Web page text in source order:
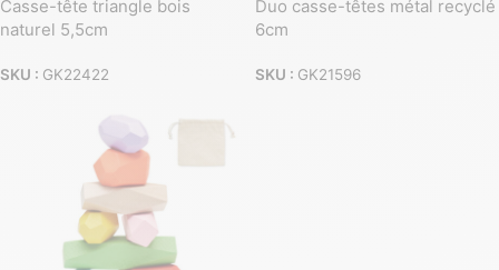
Casse-tête triangle bois
naturel 5,5cm
SKU : GK22422
Duo casse-têtes métal recyclé
6cm
SKU : GK21596